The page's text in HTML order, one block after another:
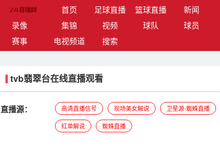
首页(current)足球直播 篮球直播
新闻
录像
集锦 视频 球队
球员
赛事
电视频道 搜索
tvb翡翠台在线直播观看
直播源： 高清直播信号 现场美女解说 卫星源-蜘蛛直播
红单解说 蜘蛛直播